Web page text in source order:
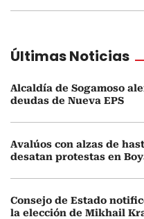
Últimas Noticias
Alcaldía de Sogamoso
deudas de Nueva EPS
Avalúos con alzas de
desatan protestas en
Consejo de Estado
la elección de Mikhail